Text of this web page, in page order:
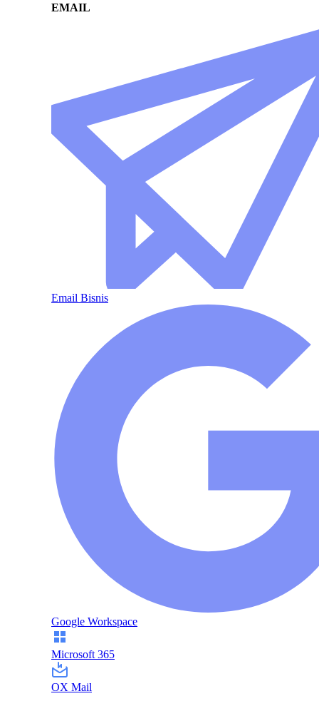
EMAIL
Email Bisnis
Google Workspace
Microsoft 365
OX Mail